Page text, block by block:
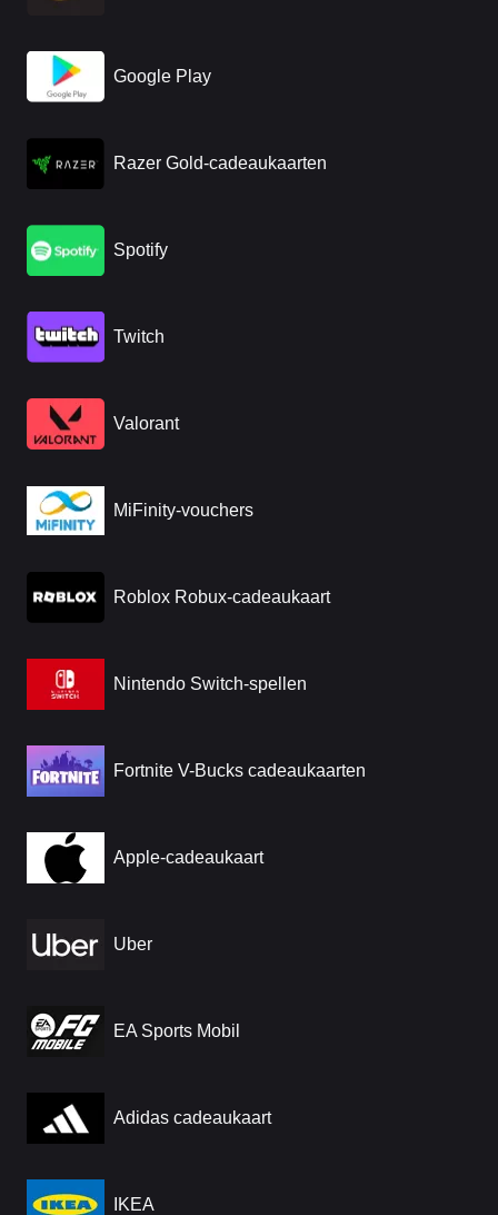
Google Play
Razer Gold-cadeaukaarten
Spotify
Twitch
Valorant
MiFinity-vouchers
Roblox Robux-cadeaukaart
Nintendo Switch-spellen
Fortnite V-Bucks cadeaukaarten
Apple-cadeaukaart
Uber
EA Sports Mobil
Adidas cadeaukaart
IKEA